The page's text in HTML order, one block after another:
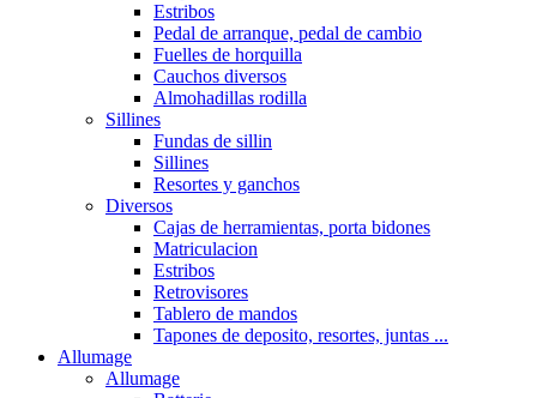
Estribos
Pedal de arranque, pedal de cambio
Fuelles de horquilla
Cauchos diversos
Almohadillas rodilla
Sillines
Fundas de sillin
Sillines
Resortes y ganchos
Diversos
Cajas de herramientas, porta bidones
Matriculacion
Estribos
Retrovisores
Tablero de mandos
Tapones de deposito, resortes, juntas ...
Allumage
Allumage